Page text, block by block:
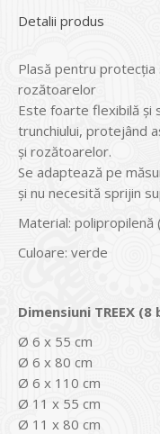
Detalii produs
Plasă pentru
rozătoarelor
Este foarte flexibilă și
trunchiului, protejând
și rozătoarelor.
Se adaptează pe
și nu necesită sprijin
Material: polipropilenă
Culoare: verde
Dimensiuni TREEX
Ø 6 x 55 cm
Ø 6 x 80 cm
Ø 6 x 110 cm
Ø 11 x 55 cm
Ø 11 x 80 cm